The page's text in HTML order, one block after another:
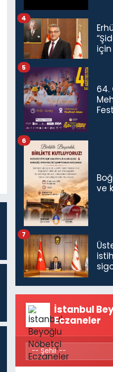
4
64.
5
ve
6
bin
7
İstanbul
Eczaneler